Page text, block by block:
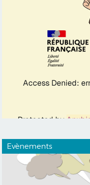
Evènements